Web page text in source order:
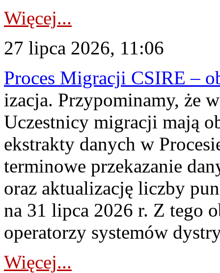
Więcej...
27 lipca 2026, 11:06
Proces Migracji CSIRE –
izacja. Przypominamy, że
Uczestnicy migracji mają
ekstrakty danych w
terminowe przekazanie
oraz aktualizację liczby
na 31 lipca 2026 r. Z tego
operatorzy systemów
Więcej...